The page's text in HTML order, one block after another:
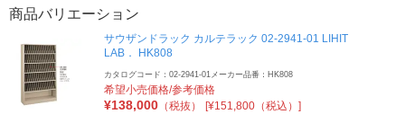
商品バリエーション
サウザンドラック カルテラック 02-2941-01 LIHIT
LAB． HK808
カタログコード：02-2941-01メーカー品番：HK808
希望小売価格/参考価格
¥138,000 （税抜） [¥151,800（税込）]